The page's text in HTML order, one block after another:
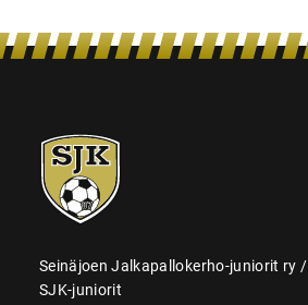
SJK-
juniorit
Seinäjoen Jalkapallokerho-juniorit ry /
SJK-juniorit